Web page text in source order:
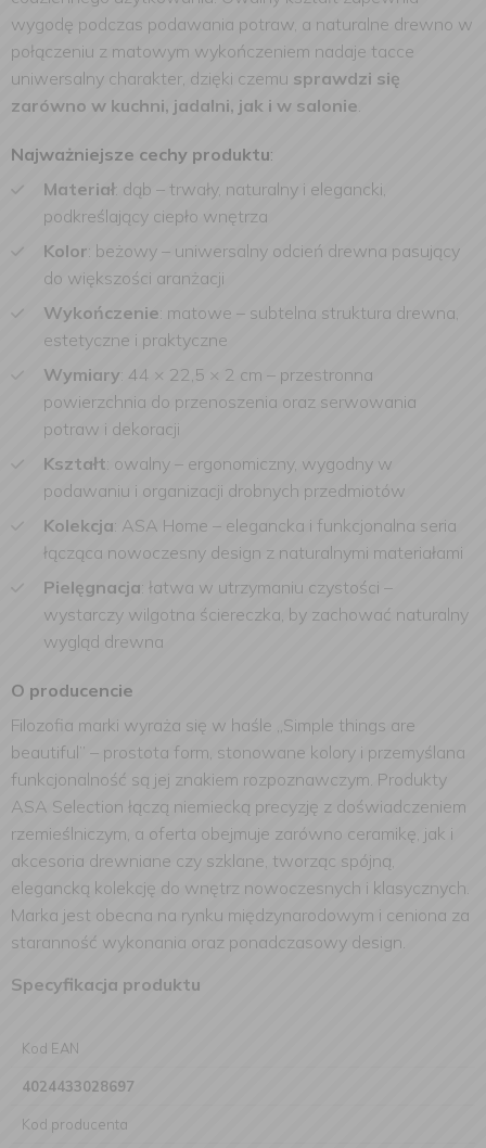
wygodę podczas podawania potraw, a naturalne drewno w
połączeniu z matowym wykończeniem nadaje tacce
uniwersalny charakter, dzięki czemu sprawdzi się
zarówno w kuchni, jadalni, jak i w salonie.
Najważniejsze cechy produktu:
Materiał: dąb – trwały, naturalny i elegancki,
podkreślający ciepło wnętrza
Kolor: beżowy – uniwersalny odcień drewna pasujący
do większości aranżacji
Wykończenie: matowe – subtelna struktura drewna,
estetyczne i praktyczne
Wymiary: 44 × 22,5 × 2 cm – przestronna
powierzchnia do przenoszenia oraz serwowania
potraw i dekoracji
Kształt: owalny – ergonomiczny, wygodny w
podawaniu i organizacji drobnych przedmiotów
Kolekcja: ASA Home – elegancka i funkcjonalna seria
łącząca nowoczesny design z naturalnymi materiałami
Pielęgnacja: łatwa w utrzymaniu czystości –
wystarczy wilgotna ściereczka, by zachować naturalny
wygląd drewna
O producencie
Filozofia marki wyraża się w haśle „Simple things are
beautiful” – prostota form, stonowane kolory i przemyślana
funkcjonalność są jej znakiem rozpoznawczym. Produkty
ASA Selection łączą niemiecką precyzję z doświadczeniem
rzemieślniczym, a oferta obejmuje zarówno ceramikę, jak i
akcesoria drewniane czy szklane, tworząc spójną,
elegancką kolekcję do wnętrz nowoczesnych i klasycznych.
Marka jest obecna na rynku międzynarodowym i ceniona za
staranność wykonania oraz ponadczasowy design.
Specyfikacja produktu
Kod EAN
4024433028697
Kod producenta